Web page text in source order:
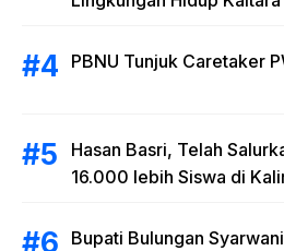
PBNU Tunjuk Caretaker
Hasan Basri, Telah
16.000 lebih Siswa di
Bupati Bulungan